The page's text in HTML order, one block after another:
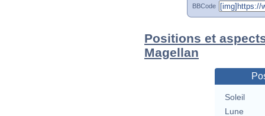
BBCode
Positions et
Magellan
Soleil
Lune